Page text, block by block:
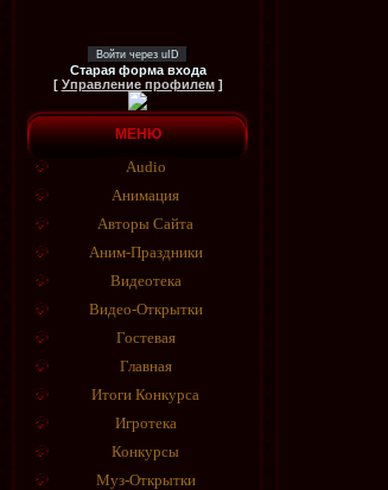
Войти через uID
Старая форма входа
[ Управление профилем]
МЕНЮ
Audio
Анимация
Авторы Сайта
Аним-Праздники
Видеотека
Видео-Открытки
Гостевая
Главная
Итоги Конкурса
Игротека
Конкурсы
Муз-Открытки